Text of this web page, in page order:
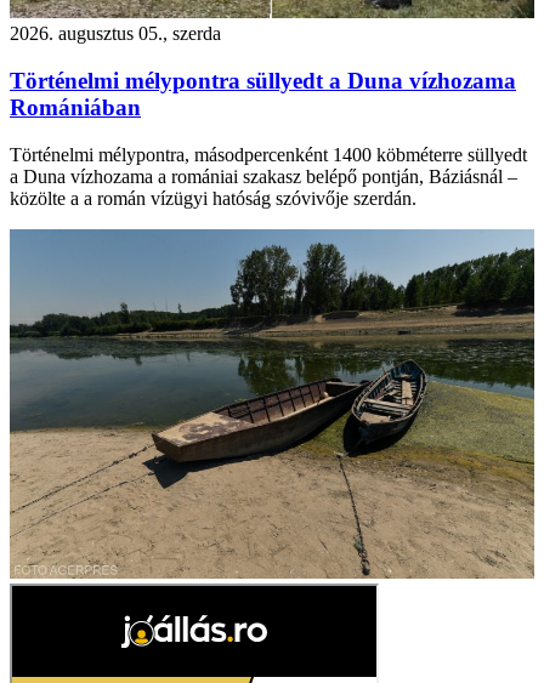
2026. augusztus 05., szerda
Történelmi mélypontra süllyedt a Duna vízhozama
Romániában
Történelmi mélypontra, másodpercenként 1400 köbméterre süllyedt
a Duna vízhozama a romániai szakasz belépő pontján, Báziásnál –
közölte a a román vízügyi hatóság szóvivője szerdán.